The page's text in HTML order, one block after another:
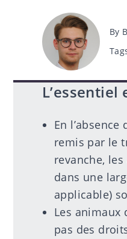
Post
By
L’essentiel
En
remis par le
revanche,
dans une
applicable)
Les animaux
pas des